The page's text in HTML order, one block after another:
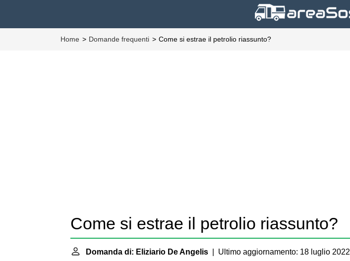
Home Domande frequenti Come si estrae il petrolio riassunto?
Come si estrae il petrolio riassunto?
Domanda di: Eliziario De Angelis | Ultimo aggiornamento: 18 luglio 2022